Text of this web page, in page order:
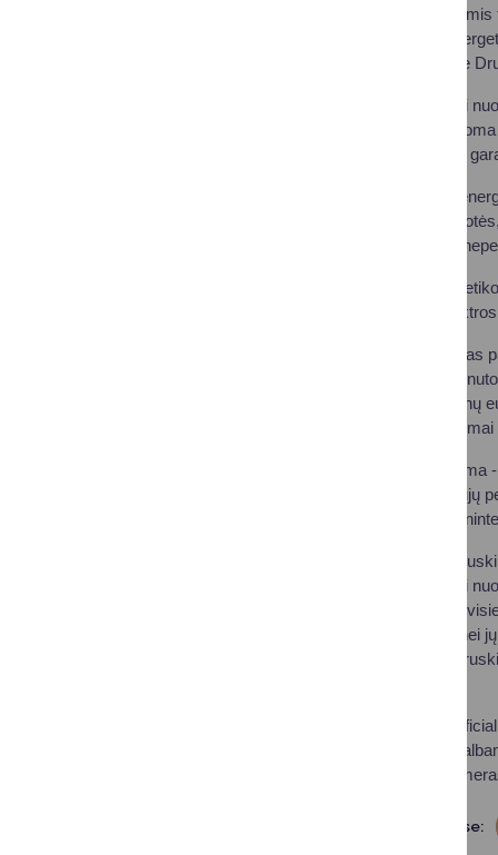
jie svarstomi, su
Vyriausybei, tiek
problemoms“, - sakė
Anot jo, Druskininkai
projektus, tad
interesus atliepiantis
Šiuo metu elektros
transformatorių
galimybės užtikrinti
Susitikime su
taip pat aptartas
Meras R. Malinauskas
ant pastatų stogų ar
kelių dešimčių milijonų
paramos šie
Dar viena opi
Lietuvos gamtinių dujų
priklausoma nuo
2017 metų rudenį
metais pradėjo veikti
reikiamo dujų kiekio
vartotojams, o katilinei
pagrindinis kuras.
„Jau prasidėjusios
atstovais pagaliau
tą padaryti“, - sakė
Dalintis soc. tinkluose: